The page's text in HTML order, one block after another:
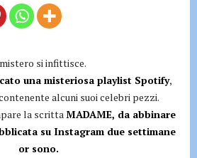
si infittisce.
una misteriosa playlist Spotify,
alcuni suoi celebri pezzi.
la scrittaMADAME, da abbinare
su Instagram due settimane
or sono.